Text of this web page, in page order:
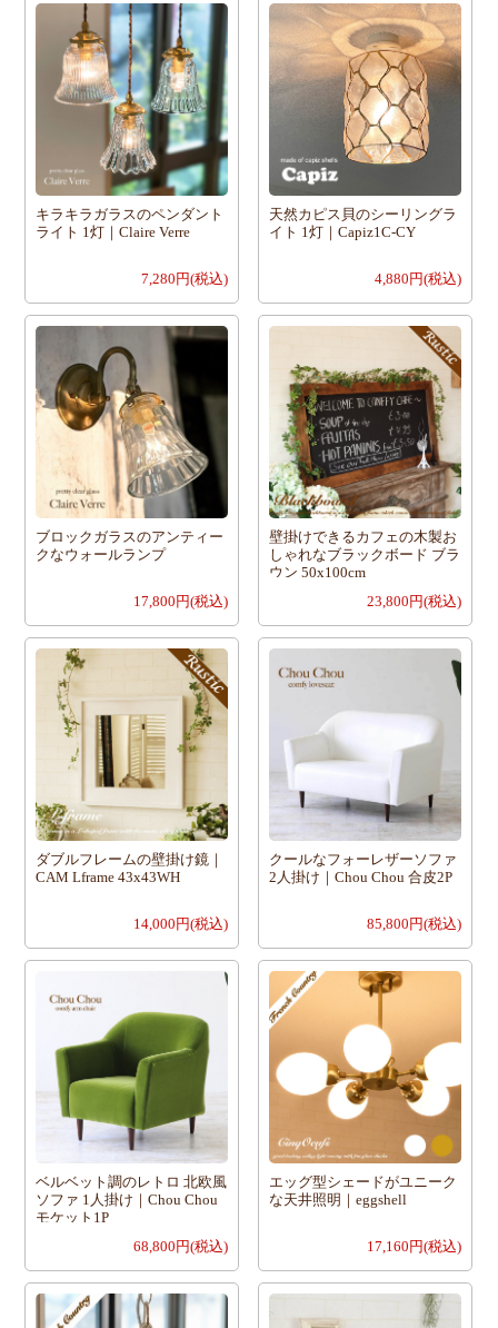
キラキラガラスのペンダント
ライト 1灯｜Claire Verre
7,280円(税込)
天然カピス貝のシーリングラ
イト 1灯｜Capiz1C-CY
4,880円(税込)
ブロックガラスのアンティー
クなウォールランプ
17,800円(税込)
壁掛けできるカフェの木製お
しゃれなブラックボード ブラ
ウン 50x100cm
23,800円(税込)
ダブルフレームの壁掛け鏡｜
CAM Lframe 43x43WH
14,000円(税込)
クールなフォーレザーソファ
2人掛け｜Chou Chou 合皮2P
85,800円(税込)
ベルベット調のレトロ 北欧風
ソファ 1人掛け｜Chou Chou
モケット1P
68,800円(税込)
エッグ型シェードがユニーク
な天井照明｜eggshell
17,160円(税込)